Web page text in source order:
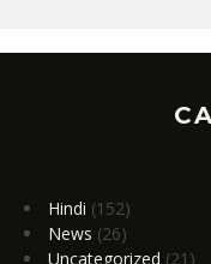
Hindi (152)
News (26)
Uncategorized (21)